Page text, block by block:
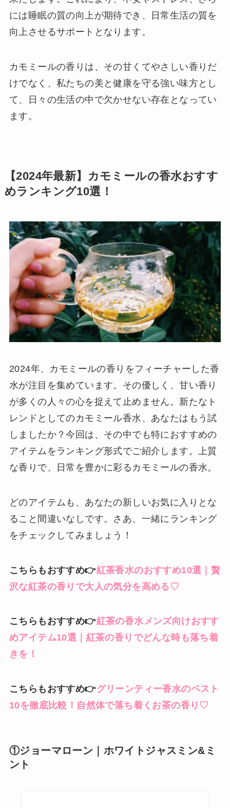
には睡眠の質の向上が期待でき、日常生活の質を
向上させるサポートとなります。
カモミールの香りは、その甘くてやさしい香りだ
けでなく、私たちの美と健康を守る強い味方とし
て、日々の生活の中で欠かせない存在となってい
ます。
【2024年最新】カモミールの香水おすす
めランキング10選！
2024年、カモミールの香りをフィーチャーした香
水が注目を集めています。その優しく、甘い香り
が多くの人々の心を捉えて止めません。新たなト
レンドとしてのカモミール香水、あなたはもう試
しましたか？今回は、その中でも特におすすめの
アイテムをランキング形式でご紹介します。上質
な香りで、日常を豊かに彩るカモミールの香水。
どのアイテムも、あなたの新しいお気に入りとな
ること間違いなしです。さあ、一緒にランキング
をチェックしてみましょう！
こちらもおすすめ👉紅茶香水のおすすめ10選｜贅
沢な紅茶の香りで大人の気分を高める♡
こちらもおすすめ👉紅茶の香水メンズ向けおすす
めアイテム10選｜紅茶の香りでどんな時も落ち着
きを！
こちらもおすすめ👉グリーンティー香水のベスト
10を徹底比較！自然体で落ち着くお茶の香り♡
①ジョーマローン｜ホワイトジャスミン&ミ
ント